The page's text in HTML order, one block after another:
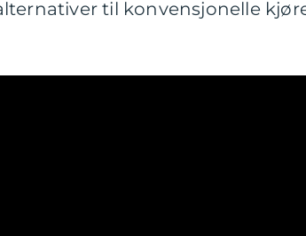
til konvensjonelle